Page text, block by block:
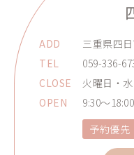
ADD
三重県四
TEL
059-336-
CLOSE
火曜日・
OPEN
9:30～18:00
予約優先